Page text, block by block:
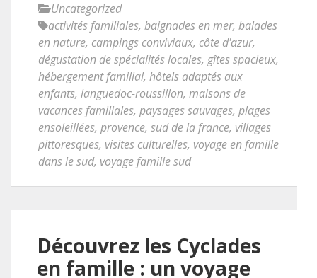
Uncategorized
activités familiales, baignades en mer, balades
en nature, campings conviviaux, côte d'azur,
dégustation de spécialités locales, gîtes spacieux,
hébergement familial, hôtels adaptés aux
enfants, languedoc-roussillon, maisons de
vacances familiales, paysages sauvages, plages
ensoleillées, provence, sud de la france, villages
pittoresques, visites culturelles, voyage en famille
dans le sud, voyage famille sud
Découvrez les Cyclades
en famille : un voyage